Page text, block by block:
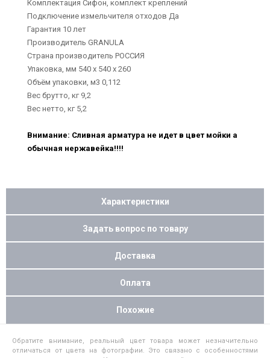
Комплектация Сифон, комплект креплений
Подключение измельчителя отходов Да
Гарантия 10 лет
Производитель GRANULA
Страна производитель РОССИЯ
Упаковка, мм 540 x 540 x 260
Объём упаковки, м3 0,112
Вес брутто, кг 9,2
Вес нетто, кг 5,2
Внимание: Сливная арматура не идет в цвет мойки а
обычная нержавейка!!!!
Характеристики
Задать вопрос по товару
Доставка
Оплата
Похожие
Обратите внимание, реальный цвет товара может незначительно
отличаться от цвета на фотографии. Это связано с особенностями